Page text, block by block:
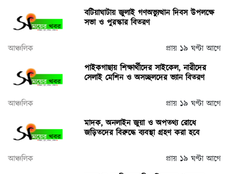
বটিয়াঘাটায় জুলাই গণঅভ্যুত্থান দিবস উপলক্ষে
সভা ও পুরস্কার বিতরণ
আঞ্চলিক
প্রায় ১৯ ঘণ্টা আগে
পাইকগাছায় শিক্ষার্থীদের সাইকেল, নারীদের
সেলাই মেশিন ও অসচ্ছলদের ভ্যান বিতরণ
আঞ্চলিক
প্রায় ১৯ ঘণ্টা আগে
মাদক, অনলাইন জুয়া ও অপতথ্য রোধে
জড়িতদের বিরুদ্ধে ব্যবস্থা গ্রহণ করা হবে
আঞ্চলিক
প্রায় ১৯ ঘণ্টা আগে